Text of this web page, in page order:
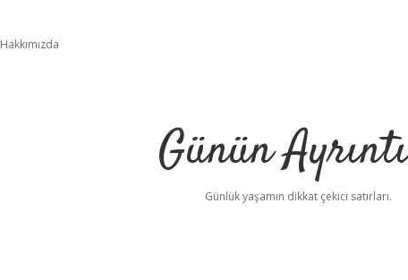
Hakkımızda
Günün
Günlük yaşamın dikkat çekici satırları.